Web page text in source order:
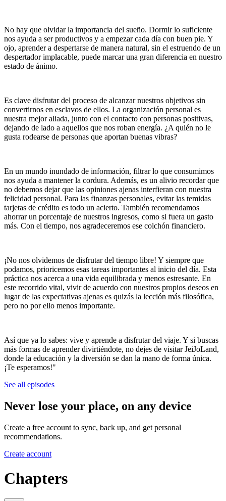
No hay que olvidar la importancia del sueño. Dormir lo suficiente
nos ayuda a ser productivos y a empezar cada día con buen pie. Y
ojo, aprender a despertarse de manera natural, sin el estruendo de un
despertador implacable, puede marcar una gran diferencia en nuestro
estado de ánimo.
Es clave disfrutar del proceso de alcanzar nuestros objetivos sin
convertirnos en esclavos de ellos. La organización personal es
nuestra mejor aliada, junto con el contacto con personas positivas,
dejando de lado a aquellos que nos roban energía. ¿A quién no le
gusta rodearse de personas que aportan buenas vibras?
En un mundo inundado de información, filtrar lo que consumimos
nos ayuda a mantener la cordura. Además, es un alivio recordar que
no debemos dejar que las opiniones ajenas interfieran con nuestra
felicidad personal. Para las finanzas personales, evitar las temidas
tarjetas de crédito es todo un acierto. También recomendamos
ahorrar un porcentaje de nuestros ingresos, como si fuera un gasto
más. Con el tiempo, nos agradeceremos ese colchón financiero.
¡No nos olvidemos de disfrutar del tiempo libre! Y siempre que
podamos, prioricemos esas tareas importantes al inicio del día. Esta
práctica nos acerca a una vida equilibrada y menos estresante. En
este recorrido vital, vivir de acuerdo con nuestros propios deseos en
lugar de las expectativas ajenas es quizás la lección más filosófica,
pero no por ello menos importante.
Así que ya lo sabes: vive y aprende a disfrutar del viaje. Y si buscas
más formas de aprender divirtiéndote, no dejes de visitar JeiJoLand,
donde la educación y la diversión se dan la mano de forma única.
¡Te esperamos!"
See all episodes
Never lose your place, on any device
Create a free account to sync, back up, and get personal
recommendations.
Create account
Chapters